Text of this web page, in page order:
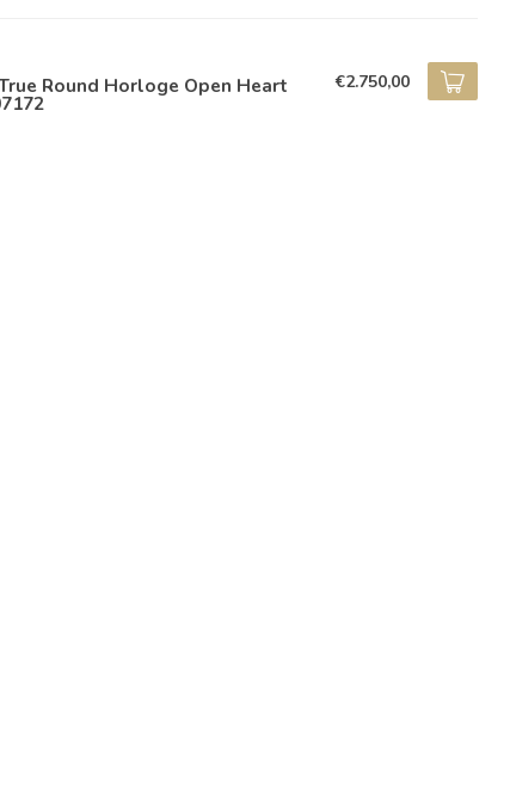
Round Horloge Open Heart €2.750,00